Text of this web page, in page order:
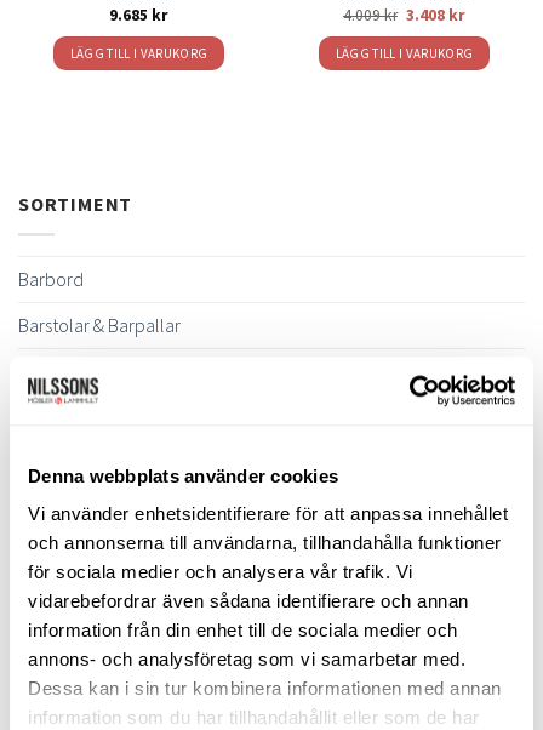
Denna webbplats använder cookies
Vi använder enhetsidentifierare för att anpassa innehållet
och annonserna till användarna, tillhandahålla funktioner
för sociala medier och analysera vår trafik. Vi
vidarebefordrar även sådana identifierare och annan
information från din enhet till de sociala medier och
annons- och analysföretag som vi samarbetar med.
Dessa kan i sin tur kombinera informationen med annan
information som du har tillhandahållit eller som de har
9.685 kr
LÄGG TILL I VARUKORG
4.009kr 3.408 kr
LÄGG TILL I VARUKORG
SORTIMENT
Barbord
Barstolar & Barpallar
Bäddsoffor
Bänkar & Pallar
Fåtöljer
Inredning